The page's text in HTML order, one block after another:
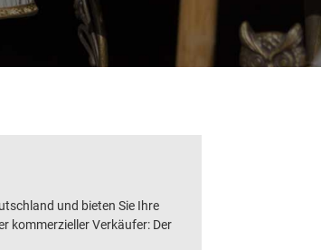
und bieten Sie Ihre
kommerzieller Verkäufer: Der